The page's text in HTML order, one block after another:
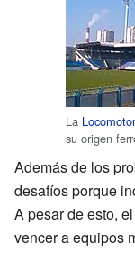
La
su origen
Además de los
desafíos porque
A pesar de esto,
vencer a equipos